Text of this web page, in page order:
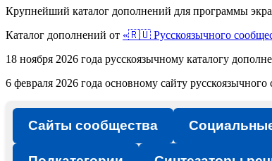
Крупнейший каталог дополнений для программы
Каталог дополнений от «🇷🇺 Русскоязычного
18 ноября 2026 года русскоязычному каталогу
6 февраля 2026 года основному сайту
Сайты сообщества